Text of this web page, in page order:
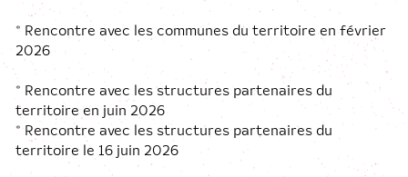
* Rencontre avec les communes du territoire en février
2026
* Rencontre avec les structures partenaires du
territoire en juin 2026
* Rencontre avec les structures partenaires du
territoire le 16 juin 2026